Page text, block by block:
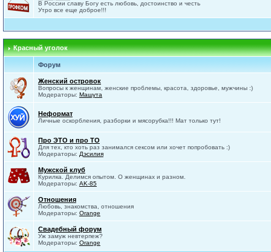
В России славу Богу есть любовь, достоинство и честь
Утро все еще доброе!!!
Красный уголок
Форум
Женский островок
Вопросы к женщинам, женские проблемы, красота, здоровье, мужчины :)
Модераторы: Машута
Неформат
Личные оскорбления, разборки и мясорубка!!! Мат только тут!
Про ЭТО и про ТО
Для тех, кто хоть раз занимался сексом или хочет попробовать :)
Модераторы: Дэсилия
Мужской клуб
Курилка. Делимся опытом. О женщинах и разном.
Модераторы: AK-85
Отношения
Любовь, знакомства, отношения
Модераторы: Orange
Свадебный форум
Уж замуж невтерпеж?
Модераторы: Orange